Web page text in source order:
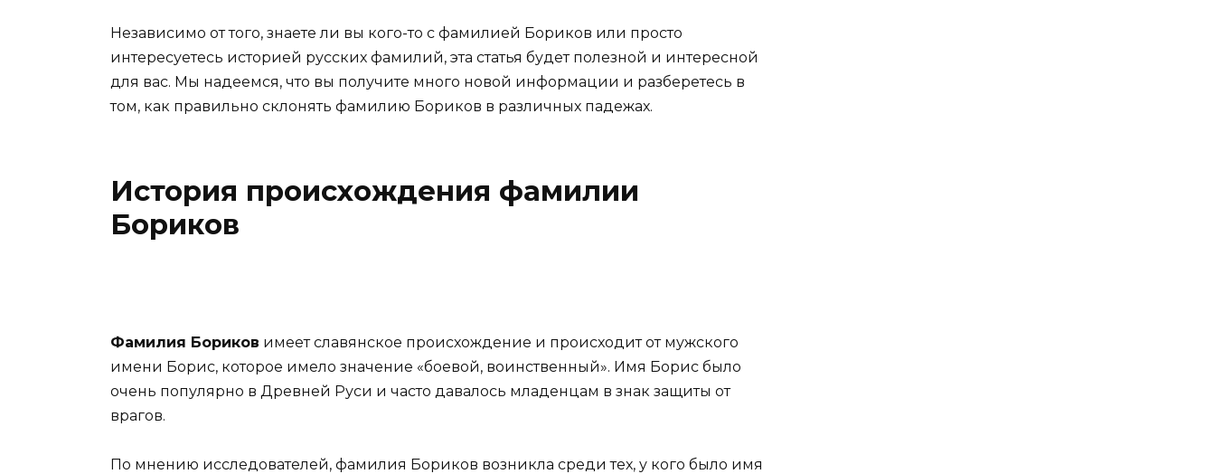
Независимо от того, знаете ли вы кого-то с фамилией Бориков или просто
интересуетесь историей русских фамилий, эта статья будет полезной и интересной
для вас. Мы надеемся, что вы получите много новой информации и разберетесь в
том, как правильно склонять фамилию Бориков в различных падежах.
История происхождения фамилии
Бориков
Фамилия Бориков имеет славянское происхождение и происходит от мужского
имени Борис, которое имело значение «боевой, воинственный». Имя Борис было
очень популярно в Древней Руси и часто давалось младенцам в знак защиты от
врагов.
По мнению исследователей, фамилия Бориков возникла среди тех, у кого было имя